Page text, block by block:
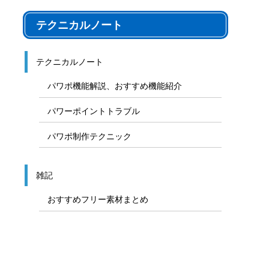
テクニカルノート
テクニカルノート
パワポ機能解説、おすすめ機能紹介
パワーポイントトラブル
パワポ制作テクニック
雑記
おすすめフリー素材まとめ